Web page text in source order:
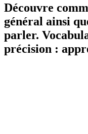
Découvre
général ainsi
parler.
précision :